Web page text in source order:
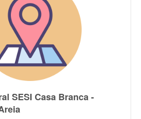
SESI Casa Branca -